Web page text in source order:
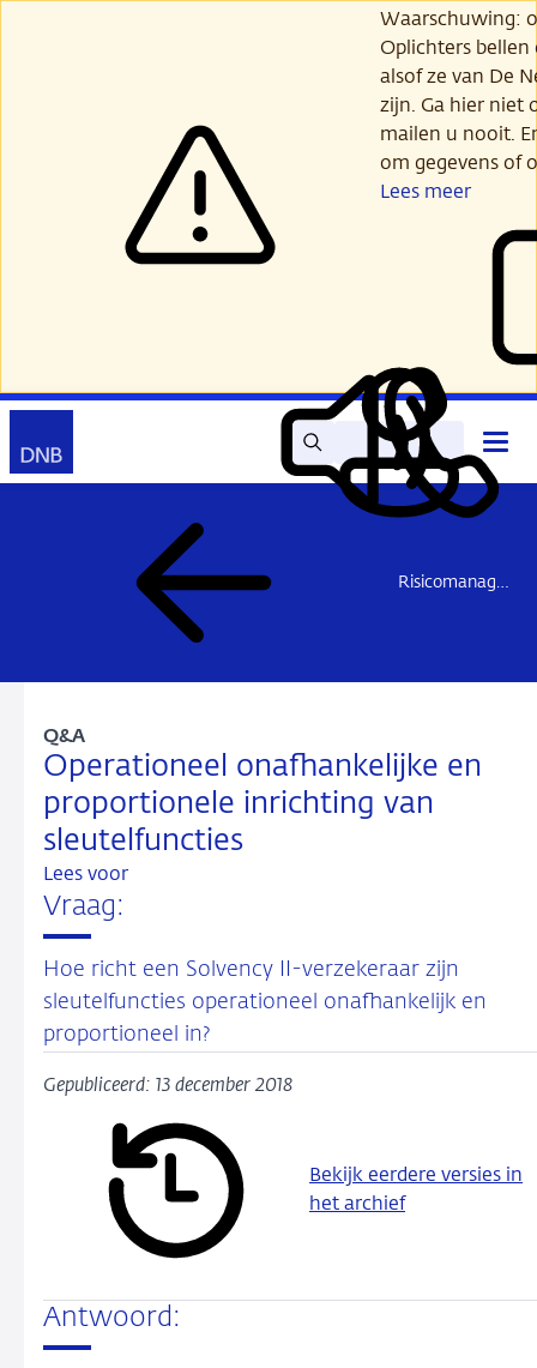
Waarschuwing:
Oplichters
alsof ze van De
zijn. Ga hier niet
mailen u nooit.
om gegevens of
Lees meer
Zoek Lees
voor
Mijn
DNB
Contact
Risicomanagement en governance (pilaar 2)
Operationeel onafhankelijke en
proportionele inrichting van
sleutelfuncties
Q&A
Lees voor
Vraag:
Hoe richt een Solvency II-verzekeraar zijn
sleutelfuncties operationeel onafhankelijk en
proportioneel in?
Gepubliceerd: 13 december 2018
Bekijk eerdere versies in
het archief
Antwoord: